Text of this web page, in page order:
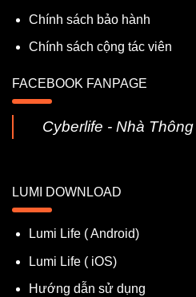
Chính sách bảo hành
Chính sách cộng tác viên
FACEBOOK FANPAGE
Cyberlife - Nhà
LUMI DOWNLOAD
Lumi Life ( Android)
Lumi Life ( iOS)
Hướng dẫn sử dụng